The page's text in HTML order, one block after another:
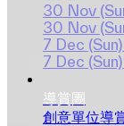
30 Nov
30 Nov
7 Dec (Sun)
7 Dec (Sun)
導賞團
創意單位導